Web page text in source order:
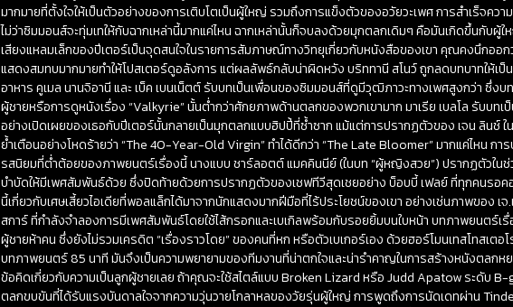
มากมายที่ตั้งใจให้เป็นตัวอย่างของการเติบโตเป็นผู้ใหญ่ รวมถึงการแข็งตัวของอวัยวะเพศ การสำเร็จคว
ไม่ว่าซิมมอนส์จะทุ่มเทให้กับฉากเหล่านี้มากแค่ไหน ฉากเหล่านั้นก็จบลงด้วยมุกตลกเดิมๆ คือมันเกิดขึ้นกับผู้ใ
เสียงแหลมเล็กของปีเตอร์เป็นจุดสนใจในรายการสัมภาษณ์ทางวิทยุเกี่ยวกับหนังสือของเขา คุณคงนึกออก
แสดงสมทบมากมายทำให้โปสเตอร์ดูอลังการ แต่ผลลัพธ์กลับน่าผิดหวัง บริททานี สโนว์ ถูกลดบทบาทให้เป็
อาหาร คูเมล นานจิอานี และ เบ็ค เบนเน็ตต์ รับบทเป็นเพื่อนของซิมมอนส์ที่ดูมีวุฒิภาวะทางเพศสูงกว่า ซึ่ง
ผู้ชายหรือการดูหนังเรื่อง “Valkyrie” นั้นต่ำกว่าศักยภาพด้านตลกของพวกเขามาก มาเรีย เบลโล รับบท
อย่างเปิดเผยของเธอกับปีเตอร์นั้นกลายเป็นมุกตลกแบบฮิปปี้ที่ซ้ำซาก แม้แต่การปรากฏตัวของ เจน ลินช์ ใ
ย้ำเตือนอย่างโหดร้ายว่า “The 40-Year-Old Virgin” ทำได้ดีกว่า “The Late Bloomer” มากแค่ไหน กา
รสนิยมที่ต่ำต้อยของภาพยนตร์เรื่องนี้ นางแบบ ชาร์ลอตต์ แมคคินนีย์ (ในบท “ผู้หญิงสวย”) ปรากฏตัวใน
บำบัดให้มีเพศสัมพันธ์ด้วย ซึ่งปิดท้ายด้วยการปรากฏตัวของเชฟทีวีสุดเชยอย่าง บ็อบบี้ เฟลย์ ที่ทุกคนรอค
นี้เกี่ยวกับเศษเสี้ยวไอเดียที่พอลแล็กได้มาจากนักแสดงมากฝีมือที่ไร้ประโยชน์ของเขา อย่างเช่นภาพของ เ
สการ์ ที่กำลังจำลองการมีเพศสัมพันธ์โดยใช้ไส้กรอกและเบเกิลพร้อมกับรอยยิ้มบนใบหน้า บทภาพยนตร์เ
ผู้ชายห้าคน ซึ่งยังไม่รวมเครดิต “เรื่องราวโดย” ของคนที่หก หรือตัวเบเกอร์เอง ด้วยฮอร์โมนเทสโทสเต
บทภาพยนตร์ 85 นาที มันจึงเป็นความพยายามของทีมงานที่น่าตกใจและน่ารำคาญในการสร้างหนังตลกห
ข้อคิดเกี่ยวกับความเป็นลูกผู้ชายเลย ถ้าคุณจะใช้สไตล์แบบ Broken Lizard หรือ Judd Apatow ระดับ
ตลกขบขันที่ได้รับแรงบันดาลใจจากความวุ่นวายโกลาหลของวัยรุ่นผู้ใหญ่ การพูดถึงการนัดเดทผ่าน